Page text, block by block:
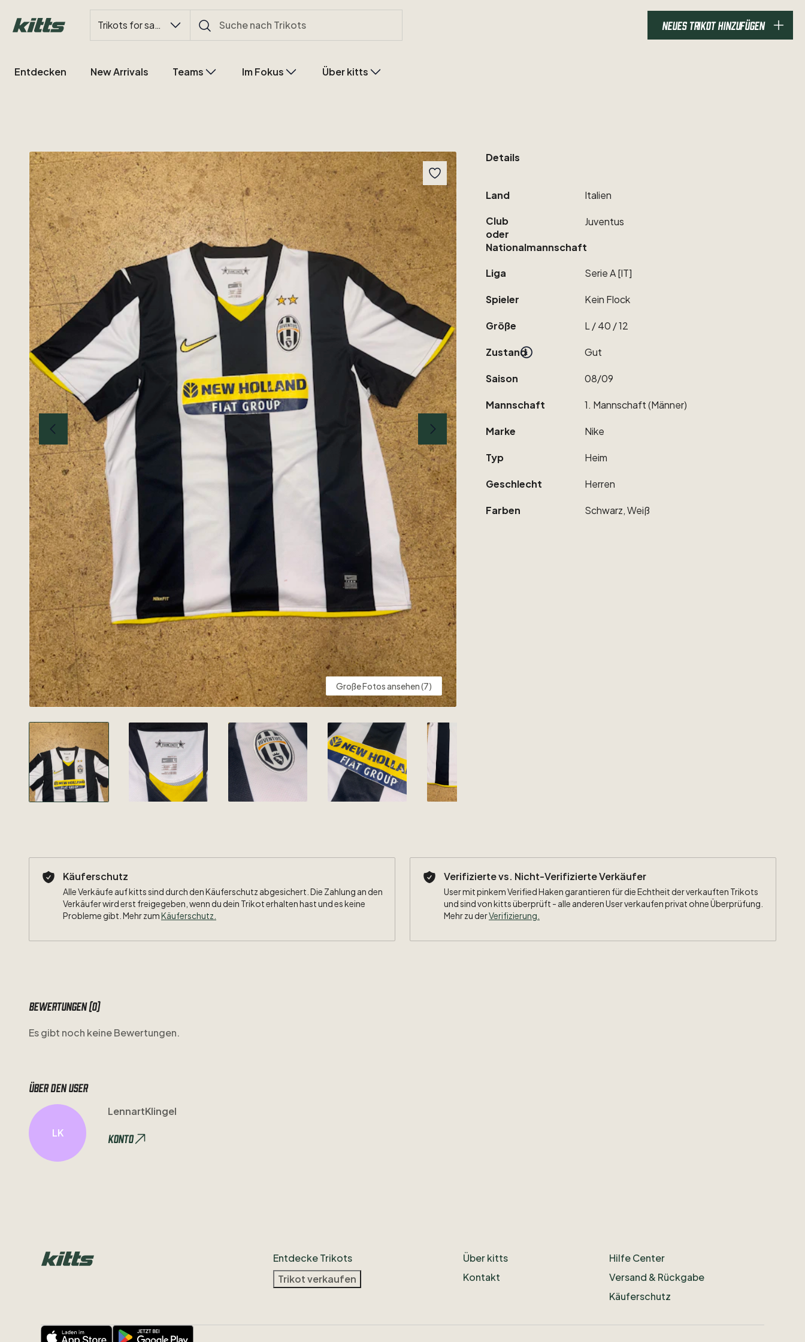
Trikots for sale NEUES TRIKOT HINZUFÜGEN
Entdecken New Arrivals Teams Im Fokus Über kitts
Große Fotos ansehen (7)
Details
Land Italien
Club
oder
Nationalmannschaft
Juventus
Liga SerieA[IT]
Spieler Kein Flock
Größe L ​/​40 ​/​12
Zustand Gut
Saison 08​/​09
Mannschaft 1. Mannschaft(Männer)
Marke Nike
Typ Heim
Geschlecht Herren
Farben Schwarz,Weiß
Käuferschutz
Alle Verkäufe auf kitts sind durch den Käuferschutz abgesichert. Die Zahlung an den
Verkäufer wird erst freigegeben, wenn du dein Trikot erhalten hast und es keine
Probleme gibt. Mehr zumKäuferschutz
Verifizierte vs. Nicht-Verifizierte Verkäufer
User mit pinkem Verified Haken garantieren für die Echtheit der verkauften Trikots
und sind von kitts überprüft - alle anderen User verkaufen privat ohne Überprüfung.
Mehr zu derVerifizierung.
Bewertungen (0)
Es gibt noch keine Bewertungen.
Über den user
LK
LennartKlingel
Konto
Entdecke Trikots
Trikot verkaufen
Über kitts
Kontakt
Hilfe Center
Versand & Rückgabe
Käuferschutz